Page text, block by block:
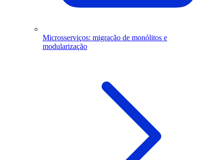
Microsserviços: migração de monólitos e
modularização